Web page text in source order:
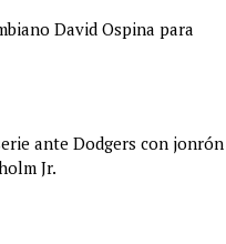
David Ospina para
ante Dodgers con jonrón
Jr.